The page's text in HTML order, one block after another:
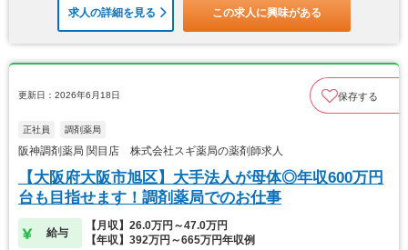
求人の詳細を見る この求人に興味がある
更新日：2026年6月18日 保存する
正社員 調剤薬局
阪神調剤薬局 関目店 株式会社スギ薬局の薬剤師求人
【大阪府大阪市旭区】大手法人が母体◎年収600万円
台も目指せます！調剤薬局でのお仕事
給与
【月収】26.0万円～47.0万円
【年収】392万円～665万円年収例